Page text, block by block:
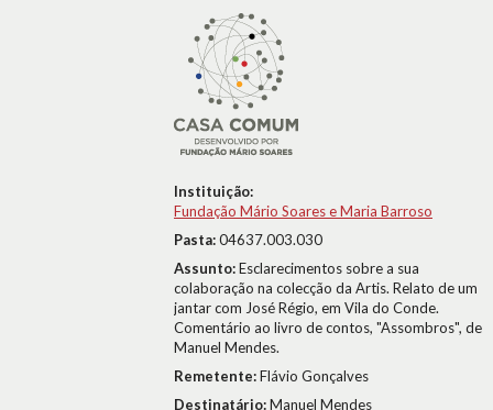
Instituição:
Fundação Mário Soares e Maria Barroso
Pasta:04637.003.030
Assunto:Esclarecimentos sobre a sua
colaboração na colecção da Artis. Relato de um
jantar com José Régio, em Vila do Conde.
Comentário ao livro de contos, "Assombros", de
Manuel Mendes.
Remetente:Flávio Gonçalves
Destinatário:Manuel Mendes